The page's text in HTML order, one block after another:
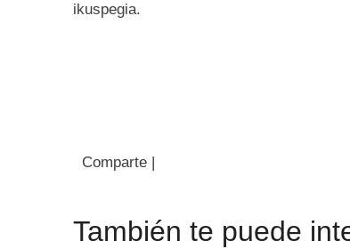
ikuspegia.
Comparte |
También te puede